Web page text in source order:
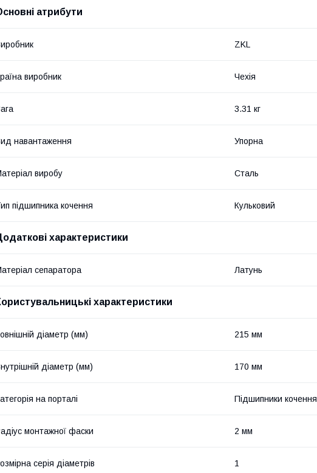
атрибути
ZKL
виробник Чехія
3.31 кг
навантаження Упорна
виробу Сталь
підшипника кочення Кульковий
характеристики
сепаратора Латунь
характеристики
діаметр (мм) 215 мм
діаметр (мм) 170 мм
на порталі Підшипники кочення
монтажної фаски 2 мм
серія діаметрів 1